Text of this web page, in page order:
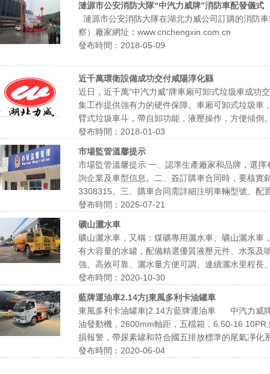
漣源市公安消防大隊“中汽力威牌”消防車配發儀式
漣源市公安消防大隊在湖北力威公司訂購的消防
察）廠家網址：www.cnchengxin.com.cn
發布時間：2018-05-09
近千萬環衛設備成功交付咸陽淳化縣
近日，近千萬“中汽力威”牌車廂可卸式垃圾車成功
集工作提供強有力的硬件保障。車廂可卸式垃圾車
臂式垃圾車斗，帶自卸功能，液壓操作，方便傾倒
發布時間：2018-01-03
市場監管溫馨提示
市場監管溫馨提示 一、認準生產廠家和品牌，選
詢企業及車型信息。二、簽訂購車合同時，要核
3308315。三、購車合同需詳細注明車輛型號、配
發布時間：2025-07-21
礦山灑水車
礦山灑水車，又稱：煤礦專用灑水車、礦山灑水車
有大容量的水罐，配備精選優質液壓元件、水泵及
強、高效可靠、灑水量方便可調、連續灑水里程長
發布時間：2020-10-30
藍牌運油車2.14方|東風多利卡油罐車
東風多利卡油罐車|2.14方藍牌運油車 中汽力威牌
油發動機，2600mm軸距，五檔箱，6.50-16
損報警，帶尿素罐和符合國五排放標準的尾氣凈化
發布時間：2020-06-04